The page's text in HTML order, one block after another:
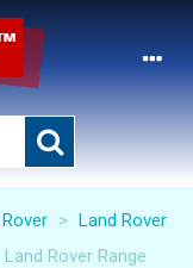
> Land Rover
Land Rover Range